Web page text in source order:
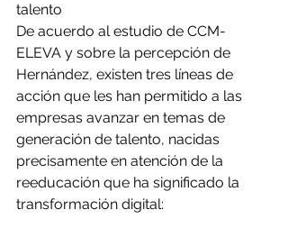
talento
De acuerdo al estudio de CCM-
ELEVA y sobre la percepción de
Hernández, existen tres líneas de
acción que les han permitido a las
empresas avanzar en temas de
generación de talento, nacidas
precisamente en atención de la
reeducación que ha significado la
transformación digital: